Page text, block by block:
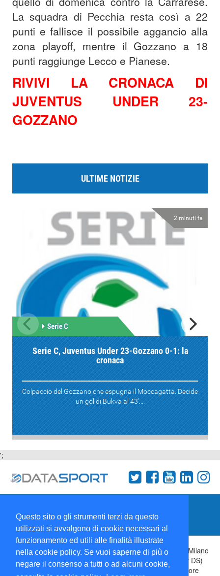
Questo sito o gli strumenti terzi da questo
utilizzati si avvalgono di cookie necessari al
funzionamento ed utili alle finalità illustrate
nella cookie policy. Se vuoi saperne di più o
negare il consenso a tutti o ad alcuni cookie,
La squadra di Pecchia resta così a 22
punti e fallisce il possibile aggancio alla
zona playoff, mentre il Gozzano a 18
punti raggiunge Lecco e Pianese.
RIVIVI LA CRONACA DI
JUVENTUS UNDER 23-
GOZZANO
ULTIME NOTIZIE
2 minuti fa
Serie C
Serie C, Juventus Under 23-Gozzano 0-1: la
cronaca
Colpaccio del Gozzano che espugna il Moccagatta. Decide
un gol di Bukva al 43'....
';
Collabora con noi
Copyright 1995-2026 © Wise Srl Via Palmanova 8 20132 Milano
Italia - P. IVA 09072090963 | ISSN: 2499-2925 (DataSport DS)
Informazioni e richieste di pubblicità:
| Direttore